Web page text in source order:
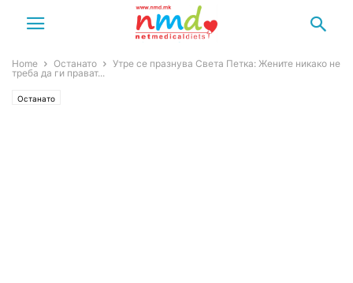
Home Останато
Утре се празнува Света Петка: Жените никако не
треба да ги прават...
Останато